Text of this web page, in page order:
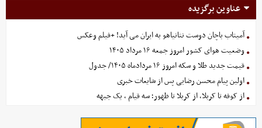
عناوین برگزیده
آمیتاب باچان دوست نتانیاهو به ایران می آید! +فیلم وعکس
وضعیت هوای کشور امروز جمعه ۱۶ مرداد ۱۴۰۵
قیمت جدید طلا و سکه امروز ۱۶ مردادماه ۱۴۰۵/ جدول
اولین پیام محسن رضایی پس از شایعات خبری
از کوفه تا کربلا، از کربلا تا ظهور؛ سه قیام ، یک جبهه